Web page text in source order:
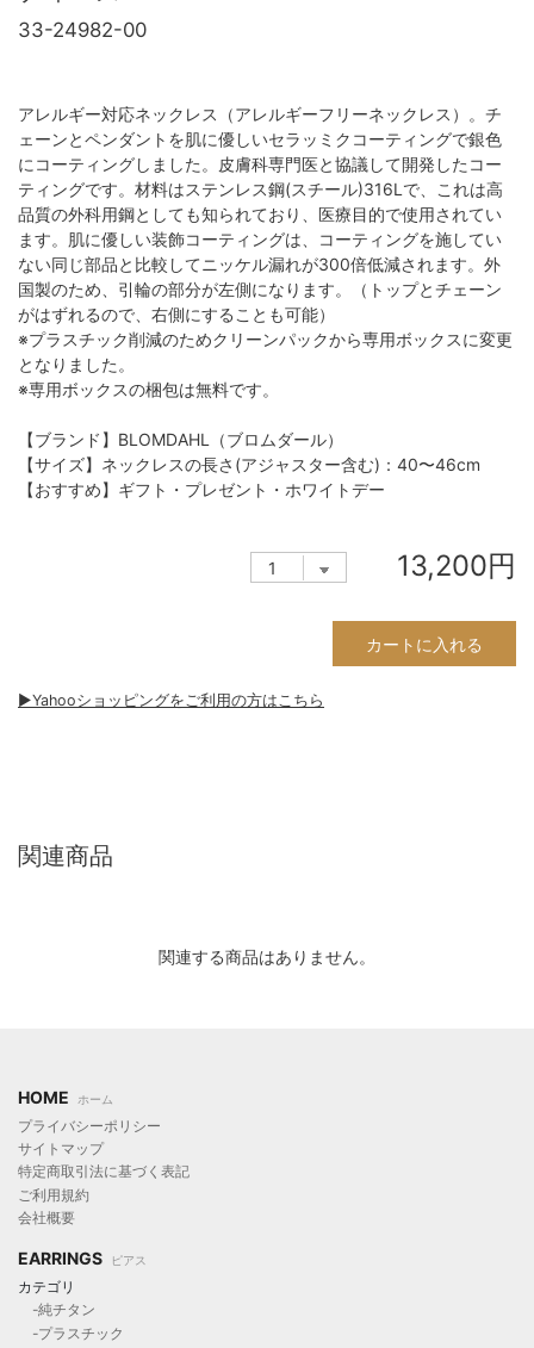
33-24982-00
アレルギー対応ネックレス（アレルギーフリーネックレス）。チ
ェーンとペンダントを肌に優しいセラッミクコーティングで銀色
にコーティングしました。皮膚科専門医と協議して開発したコー
ティングです。材料はステンレス鋼(スチール)316Lで、これは高
品質の外科用鋼としても知られており、医療目的で使用されてい
ます。肌に優しい装飾コーティングは、コーティングを施してい
ない同じ部品と比較してニッケル漏れが300倍低減されます。外
国製のため、引輪の部分が左側になります。（トップとチェーン
がはずれるので、右側にすることも可能）
※プラスチック削減のためクリーンパックから専用ボックスに変更
となりました。
※専用ボックスの梱包は無料です。
【ブランド】BLOMDAHL（ブロムダール）
【サイズ】ネックレスの長さ(アジャスター含む)：40〜46cm
【おすすめ】ギフト・プレゼント・ホワイトデー
13,200円
カートに入れる
▶︎Yahooショッピングをご利用の方はこちら
関連商品
関連する商品はありません。
HOME ホーム
プライバシーポリシー
サイトマップ
特定商取引法に基づく表記
ご利用規約
会社概要
EARRINGS ピアス
カテゴリ
-純チタン
-プラスチック